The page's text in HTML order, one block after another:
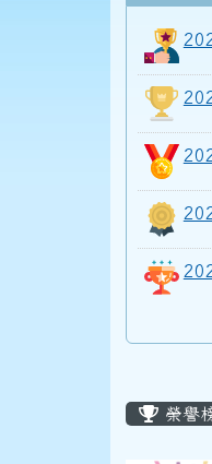
主內
榮譽